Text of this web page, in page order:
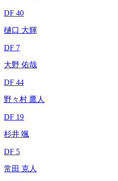
DF 40
樋口 大輝
DF 7
大野 佑哉
DF 44
野々村 鷹人
DF 19
杉井 颯
DF 5
常田 克人